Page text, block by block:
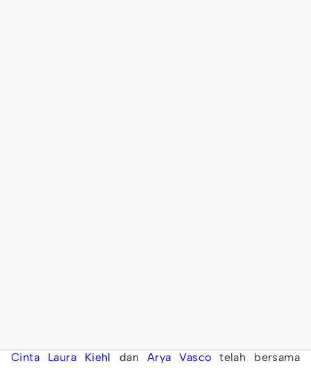
Cinta Laura Kiehl dan Arya Vasco telah bersama